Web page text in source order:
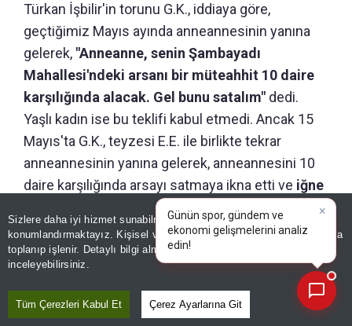
Sizlere daha iyi hizmet sunabilmek adına sitemizdeçerez
konumlandırmaktayız. Kişisel verileriniz, KVKK ve GDPR kapsamında
toplanıp işlenir. Detaylı bilgi almak için
inceleyebilirsiniz.
Tüm Çerezleri Kabul Et Çerez Ayarlarına Git
Türkan İşbilir'in torunu G.K., iddiaya göre,
geçtiğimiz Mayıs ayında anneannesinin yanına
gelerek, "Anneanne, senin Şambayadı
Mahallesi'ndeki arsanı bir müteahhit 10 daire
karşılığında alacak. Gel bunu satalım" dedi.
Yaşlı kadın ise bu teklifi kabul etmedi. Ancak 15
Mayıs'ta G.K., teyzesi E.E. ile birlikte tekrar
anneannesinin yanına gelerek, anneannesini 10
daire karşılığında arsayı satmaya ikna etti ve iğne
yapıp yaşlı kadını önce hastaneye götürüp akıl
sağlığı raporu aldırdı, ardından da
anneannesini tapuya götürdü
isimli bir şahsa satılmasını sağladı.
×
Günün spor, gündem ve
ekonomi gelişmelerini analiz
edin!